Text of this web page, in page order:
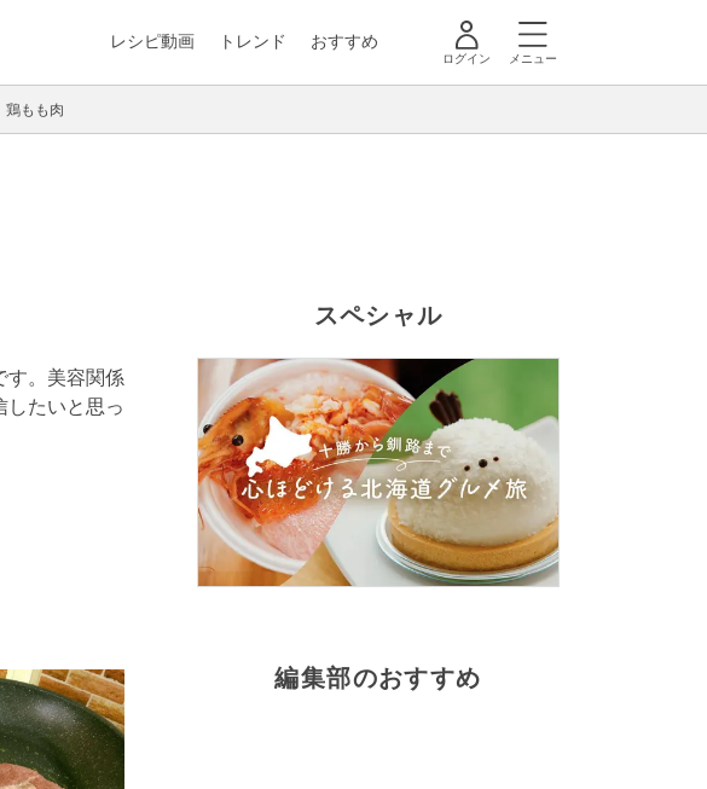
レシピ動画 トレンド おすすめ
ログイン メニュー
鶏もも肉
す。美容関係
したいと思っ
スペシャル
編集部のおすすめ